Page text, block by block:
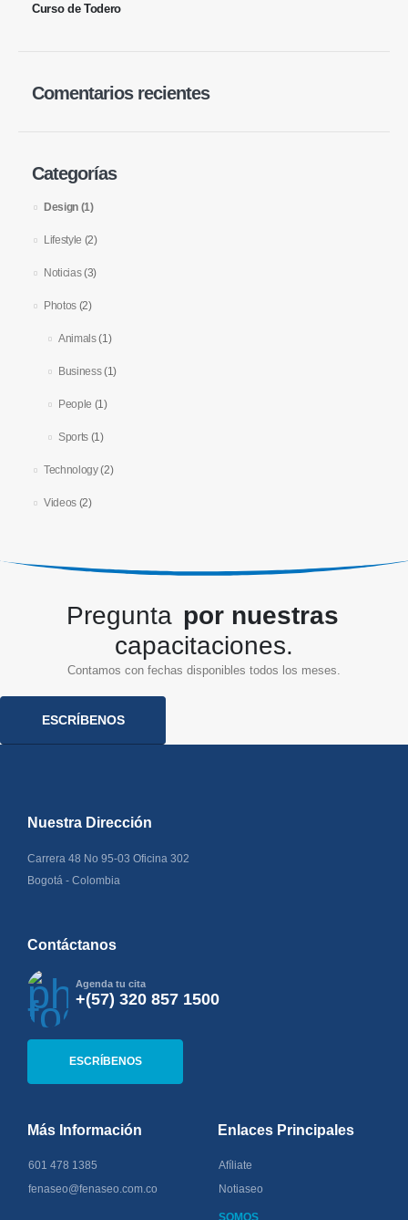
Curso de Todero
Comentarios recientes
Categorías
Design(1)
Lifestyle (2)
Noticias(3)
Photos(2)
Animals(1)
Business(1)
People (1)
Sports(1)
Technology(2)
Videos(2)
Pregunta por nuestras
capacitaciones.
Contamos con fechas disponibles todos los meses.
ESCRÍBENOS
Nuestra Dirección
Carrera 48 No 95-03 Oficina 302
Bogotá - Colombia
Contáctanos
Agenda tu cita
+(57) 320 857 1500
ESCRÍBENOS
Más Información
601 478 1385
fenaseo@fenaseo.com.co
Enlaces Principales
Afíliate
Notiaseo
SOMOS